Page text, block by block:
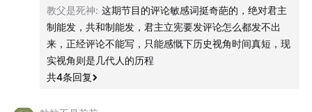
[ 收听翻电 ]
你可以在Spotify, Pocket Casts, Google Podcast,
Apple Podcast（非国区），网易云音乐，小宇宙，微信
教父是死神: 这期节目的评论敏感词挺奇葩的，绝对君主
制能发，共和制能发，君主立宪要发评论怎么都发不出
来，正经评论不能写，只能感慨下历史视角时间真短，现
实视角则是几代人的历程
共4条回复